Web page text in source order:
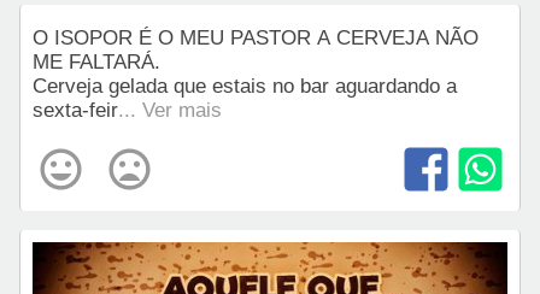
O ISOPOR É O MEU PASTOR A CERVEJA NÃO
ME FALTARÁ.
Cerveja gelada que estais no bar aguardando a
sexta-feir... Ver mais